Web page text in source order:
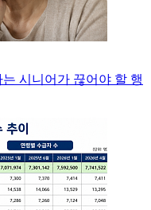
시니어가 끊어야 할 행